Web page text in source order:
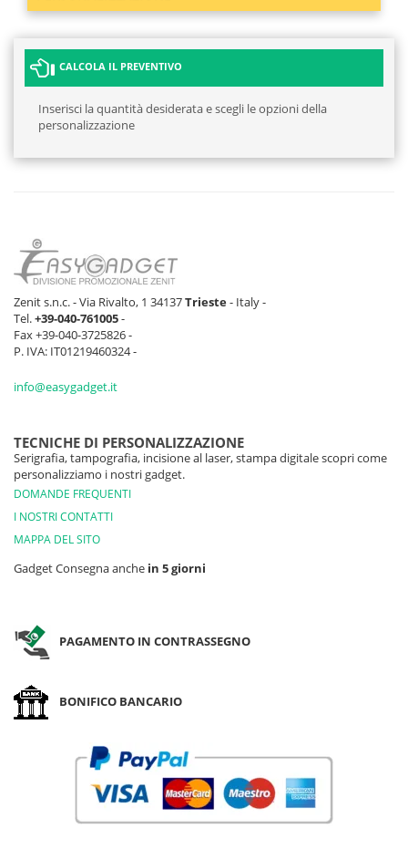
CALCOLA IL PREVENTIVO
Inserisci la quantità desiderata e scegli le opzioni della
personalizzazione
Zenit s.n.c. - Via Rivalto, 1 34137Trieste- Italy -
Tel.+39-040-761005-
Fax +39-040-3725826 -
P. IVA: IT01219460324 -
info@easygadget.it
TECNICHE DI PERSONALIZZAZIONE
Serigrafia, tampografia, incisione al laser, stampa digitale scopri come
personalizziamo i nostri gadget.
DOMANDE FREQUENTI
I NOSTRI CONTATTI
MAPPA DEL SITO
Gadget Consegna anche in 5 giorni
PAGAMENTO IN CONTRASSEGNO
BONIFICO BANCARIO